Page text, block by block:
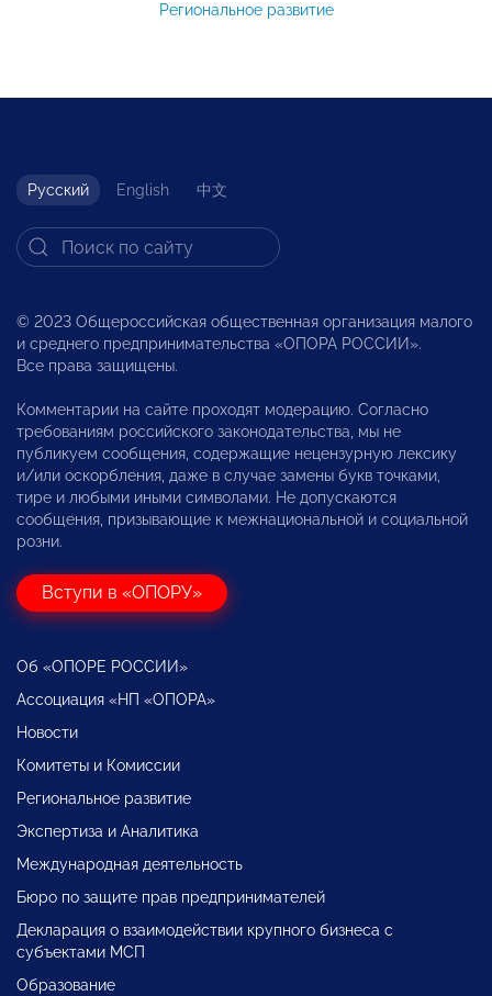
Региональное развитие
Русский English 中文
© 2023 Общероссийская общественная организация малого
и среднего предпринимательства «ОПОРА РОССИИ».
Все права защищены.
Комментарии на сайте проходят модерацию. Согласно
требованиям российского законодательства, мы не
публикуем сообщения, содержащие нецензурную лексику
и/или оскорбления, даже в случае замены букв точками,
тире и любыми иными символами. Не допускаются
сообщения, призывающие к межнациональной и социальной
розни.
Вступи в «ОПОРУ»
Об «ОПОРЕ РОССИИ»
Ассоциация «НП «ОПОРА»
Новости
Комитеты и Комиссии
Региональное развитие
Экспертиза и Аналитика
Международная деятельность
Бюро по защите прав предпринимателей
Декларация о взаимодействии крупного бизнеса с
субъектами МСП
Образование